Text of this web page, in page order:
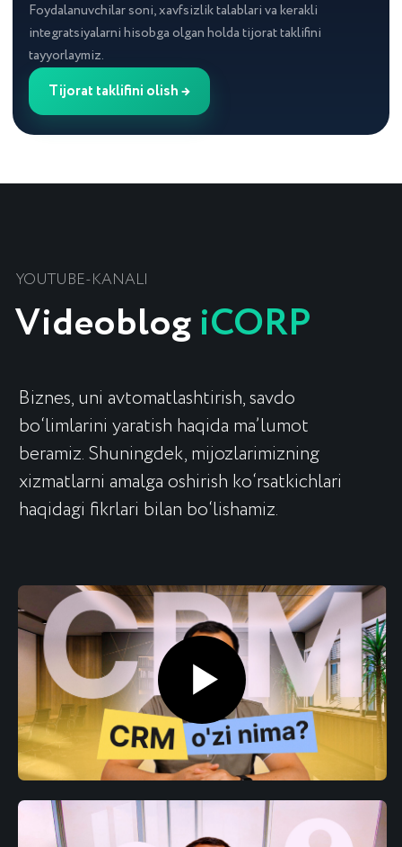
Foydalanuvchilar soni, xavfsizlik talablari va kerakli
integratsiyalarni hisobga olgan holda tijorat taklifini
tayyorlaymiz.
Tijorat taklifini olish →
Bepul maslaxat uchun ariza qoldiring yoki bizga
qo‘ng‘iroq qiling. Biz talablaringizni o‘rganib
chiqamiz va kompaniyangiz uchun optimal
yechim taklif qilamiz.
vamaxfiylik siyosatini qabul qilasiz.
ARIZA QOLDIRISH
+998 (78) 113-49-99
IT PARK rezidenti